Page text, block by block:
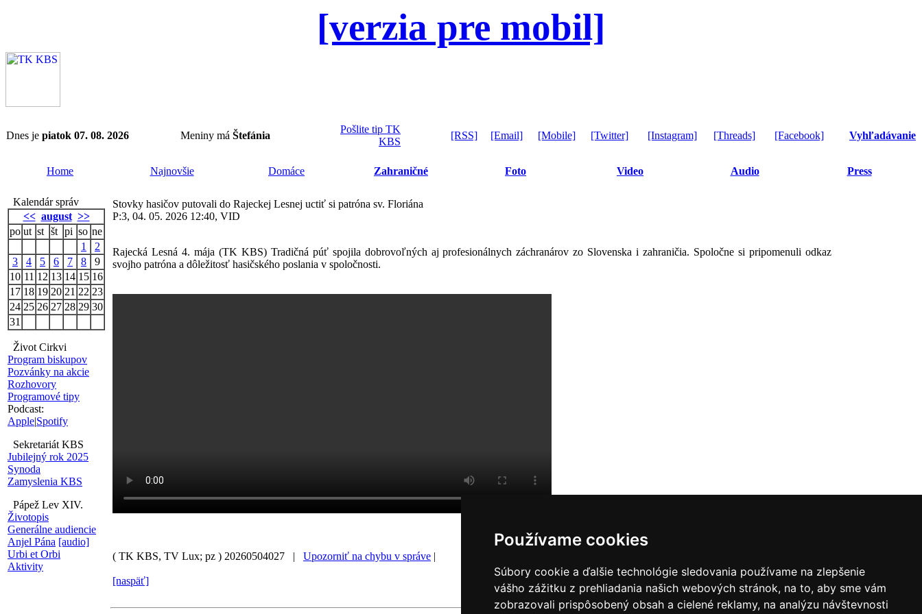
Používame cookies
Súbory cookie a ďalšie technológie sledovania používame na zlepšenie
vášho zážitku z prehliadania našich webových stránok, na to, aby sme vám
zobrazovali prispôsobený obsah a cielené reklamy, na analýzu návštevnosti
[verzia pre mobil]
Dnes je piatok 07. 08. 2026 Meniny má Štefánia
Pošlite tip TK
KBS
[RSS] [Email] [Mobile] [Twitter] [Instagram] [Threads] [Facebook] Vyhľadávanie
Home Najnovšie Domáce Zahraničné Foto Video Audio Press
Kalendár správ
<< august >>
po ut st št pi so ne
1
2
3
4 5 6 7 8
9
10 11 12 13 14 15 16
17 18 19 20 21 22 23
24 25 26 27 28 29 30
31
Život Cirkvi
Program biskupov
Pozvánky na akcie
Rozhovory
Programové tipy
Podcast:
Apple|Spotify
Sekretariát KBS
Jubilejný rok 2025
Synoda
Zamyslenia KBS
Pápež Lev XIV.
Životopis
Generálne audiencie
Anjel Pána [audio]
Urbi et Orbi
Aktivity
Stovky hasičov putovali do Rajeckej Lesnej uctiť si patróna sv. Floriána
P:3, 04. 05. 2026 12:40, VID
Rajecká Lesná 4. mája (TK KBS) Tradičná púť spojila dobrovoľných aj profesionálnych záchranárov zo Slovenska i zahraničia. Spoločne si pripomenuli odkaz
svojho patróna a dôležitosť hasičského poslania v spoločnosti.
( TK KBS, TV Lux; pz ) 20260504027 | Upozorniť na chybu v správe |
[naspäť]